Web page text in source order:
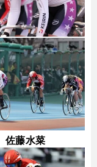
佐藤水菜